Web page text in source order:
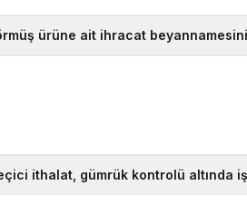
ürüne ait ihracat
ithalat, gümrük kontrolü altında